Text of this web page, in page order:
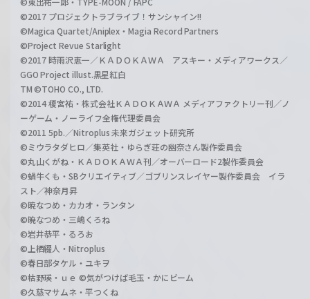
©2017 プロジェクトラブライブ！サンシャイン!!
©Magica Quartet/Aniplex・Magia Record Partners
©Project Revue Starlight
©2017 時雨沢恵一／ＫＡＤＯＫＡＷＡ アスキー・メディアワークス／
GGO Project illust.黒星紅白
TM ©TOHO CO., LTD.
©2014 榎宮祐・株式会社ＫＡＤＯＫＡＷＡ メディアファクトリー刊／ノ
ーゲーム・ノーライフ全権代理委員会
©2011 5pb.／Nitroplus 未来ガジェット研究所
©ミウラタダヒロ／集英社・ゆらぎ荘の幽奈さん製作委員会
©丸山くがね・ＫＡＤＯＫＡＷＡ刊／オーバーロード2製作委員会
©蝸牛くも・SBクリエイティブ／ゴブリンスレイヤー製作委員会 イラ
スト／神奈月昇
©暁なつめ・カカオ・ランタン
©暁なつめ・三嶋くろね
©岩井恭平・るろお
©上栖綴人・Nitroplus
©春日部タケル・ユキヲ
©枯野瑛・ｕｅ ©気がつけば毛玉・かにビーム
©久慈マサムネ・平つくね